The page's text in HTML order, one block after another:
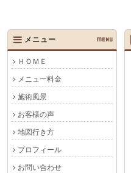
メニュー MENU
ＨＯＭＥ
メニュー料金
施術風景
お客様の声
地図行き方
プロフィール
お問い合わせ